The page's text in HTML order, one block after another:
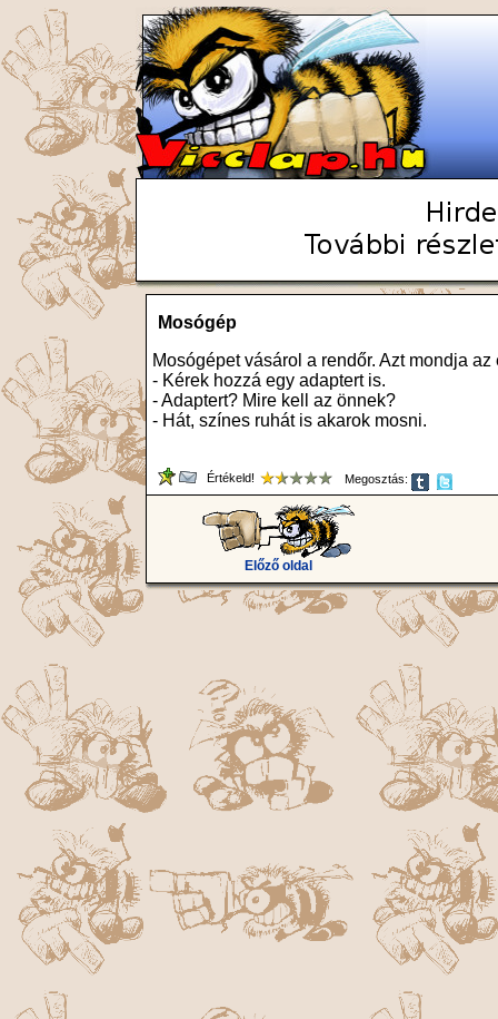
Mosógép
Mosógépet vásárol a rendőr. Azt mondja az
- Kérek hozzá egy adaptert is.
- Adaptert? Mire kell az önnek?
- Hát, színes ruhát is akarok mosni.
Értékeld! Megosztás:
Előző oldal